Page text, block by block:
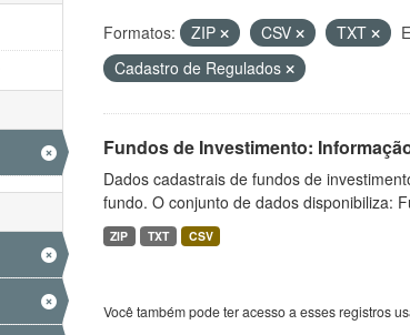
Formatos: ZIP CSV TXT
Cadastro de Regulados
Fundos de Investimento:
Dados cadastrais de fundos de
fundo. O conjunto de dados disponibiliza:
ZIP TXT CSV
Você também pode ter acesso a esses registros